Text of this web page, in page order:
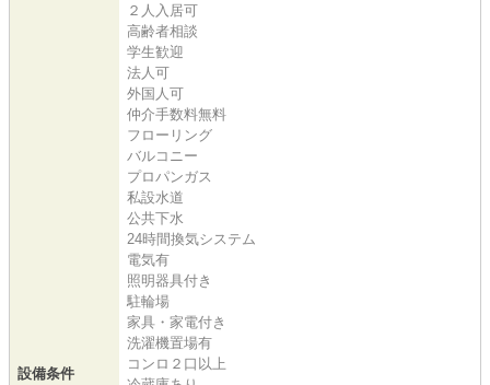
設備条件
２人入居可
高齢者相談
学生歓迎
法人可
外国人可
仲介手数料無料
フローリング
バルコニー
プロパンガス
私設水道
公共下水
24時間換気システム
電気有
照明器具付き
駐輪場
家具・家電付き
洗濯機置場有
コンロ２口以上